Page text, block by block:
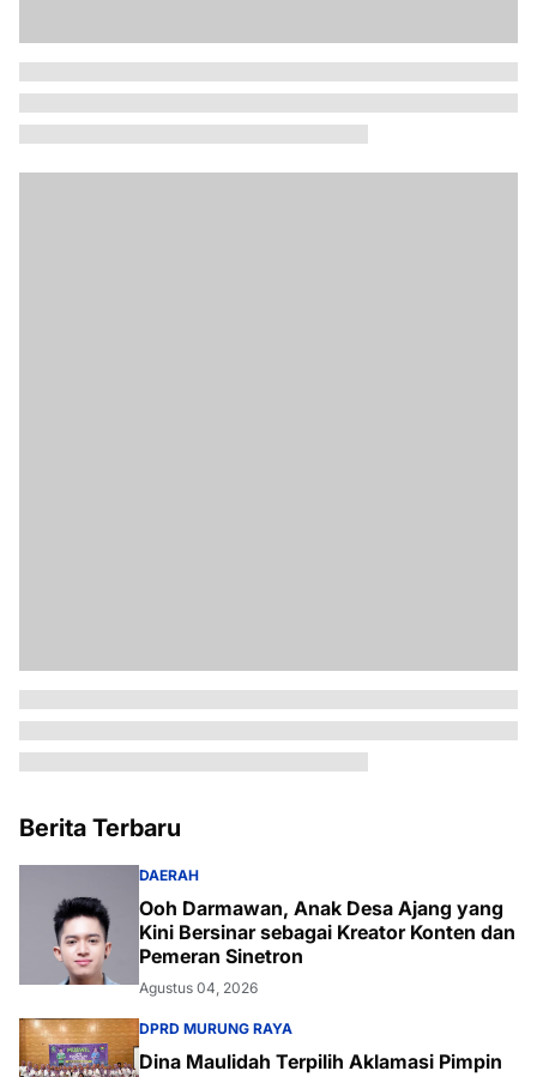
Berita Terbaru
DAERAH
Ooh Darmawan, Anak Desa Ajang yang
Kini Bersinar sebagai Kreator Konten dan
Pemeran Sinetron
Agustus 04, 2026
DPRD MURUNG RAYA
Dina Maulidah Terpilih Aklamasi Pimpin